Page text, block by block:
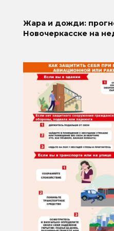
Жара и дожди:
Новочеркасске на